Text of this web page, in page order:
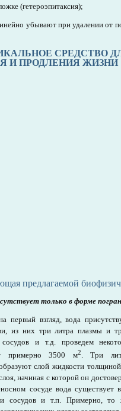
(гетероэпитаксия);
убывают при удалении от
СРЕДСТВО
И ПРОДЛЕНИЯ ЖИЗНИ
предлагаемой
только в форме
первый взгляд, вода
из них три литра плазмы и
и т.д. проведем
примерно 3500 м2. Три
слой жидкости
начиная с которой он
сосуде вода существует
сосудов и т.п. Примерно,